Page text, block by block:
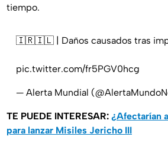
tiempo.
🇮🇷🇮🇱 | Daños causados tras
pic.twitter.com/fr5PGV0hcg
— Alerta Mundial
TE PUEDE INTERESAR: ¿Afectarían
para lanzar Misiles Jericho III